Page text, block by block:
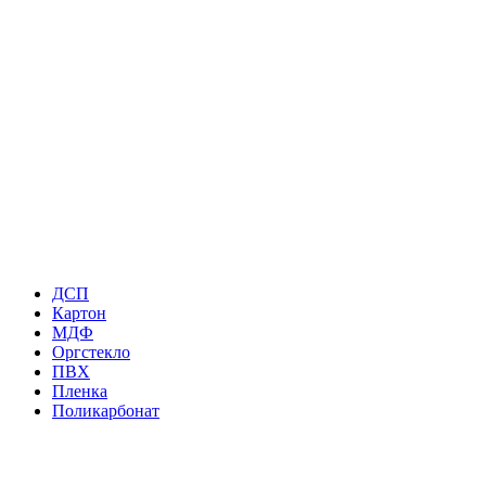
ДСП
Картон
МДФ
Оргстекло
ПВХ
Пленка
Поликарбонат